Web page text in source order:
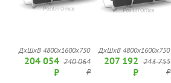
ДхШхВ 4800х1600х750
204 054
₽
240 064
₽
ДхШхВ 4800х1600х750
207 192
₽
243 755
₽